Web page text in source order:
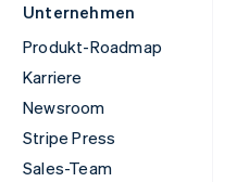
Unternehmen
Produkt-Roadmap
Karriere
Newsroom
Stripe Press
Sales-Team